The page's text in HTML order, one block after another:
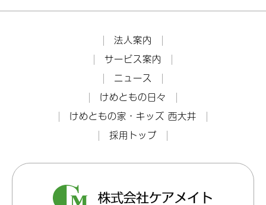
法人案内
サービス案内
ニュース
けめともの日々
けめともの家・キッズ 西大井
採用トップ